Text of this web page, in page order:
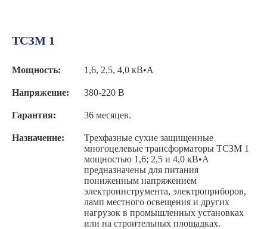
ТСЗМ 1
Мощность: 1,6, 2,5, 4,0 кВ•А
Напряжение: 380-220 В
Гарантия: 36 месяцев.
Назначение:
Трехфазные сухие защищенные
многоцелевые трансформаторы ТСЗМ 1
мощностью 1,6; 2,5 и 4,0 кВ•А
предназначены для питания
пониженным напряжением
электроинструмента, электроприборов,
ламп местного освещения и других
нагрузок в промышленных установках
или на строительных площадках.